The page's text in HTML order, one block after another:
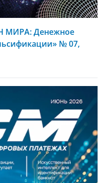
МИРА: Денежное
№ 07,